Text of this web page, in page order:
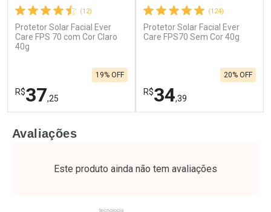
(12)
Protetor Solar Facial Ever
Care FPS 70 com Cor Claro
40g
R$37,25
19% OFF
Laboratório
Por Menos
(124)
Protetor Solar Facial Ever
Care FPS70 Sem Cor 40g
R$34,39
20% OFF
Laboratório
Por Menos
Avaliações
Este produto ainda não tem avaliações